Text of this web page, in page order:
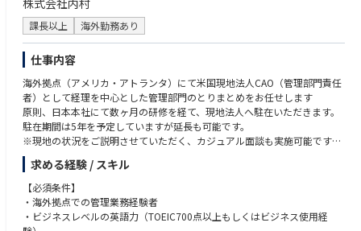
・コンプライアンス推進
③経理
経理部門にて、本社またはグループ会社の経理実務をお任せいたしま
す。
・単体決算（月次、四半期、年次）
・連結決算（国内子会社）
・税務申告
・予実管理、差異分析
・債権・債務、売掛金・買掛金の管理
・出納業務 等
株式会社内村
課長以上 海外勤務あり
仕事内容
海外拠点（アメリカ・アトランタ）にて米国現地法人CAO（管理部門責任
者）として経理を中心とした管理部門のとりまとめをお任せします
原則、日本本社にて数ヶ月の研修を経て、現地法人へ駐在いただきます。
駐在期間は5年を予定していますが延長も可能です。
※現地の状況をご説明させていただく、カジュアル面談も実施可能です※
■具体的には
・海外法人の経理を中心とした管理部門業務全般
（経理、人事、総務、契約関連など）
・日本本社へのレポーティング
■海外拠点 アメリカ・アトランタ
求める経験 / スキル
【必須条件】
・海外拠点での管理業務経験者
・ビジネスレベルの英語力（TOEIC700点以上もしくはビジネス使用経